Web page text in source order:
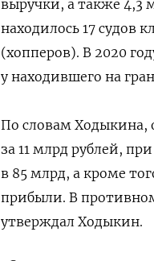
выручки, а также 4,3
находилось 17 судов
(хопперов). В 2020
у находившего на
По словам Ходыкина,
за 11 млрд рублей,
в 85 млрд, а кроме
прибыли. В
утверждал Ходыкин.